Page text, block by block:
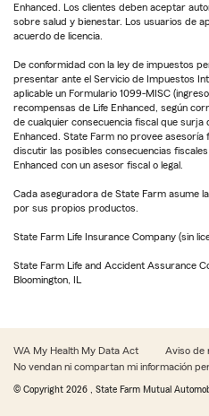
Enhanced. Los clientes deben aceptar
sobre salud y bienestar. Los usuarios de
acuerdo de licencia.
De conformidad con la ley de impuestos
presentar ante el Servicio de Impuestos
aplicable un Formulario 1099-MISC
recompensas de Life Enhanced, según
de cualquier consecuencia fiscal que surja
Enhanced. State Farm no provee asesoría
discutir las posibles consecuencias
Enhanced con un asesor fiscal o legal.
Cada aseguradora de State Farm asume
por sus propios productos.
State Farm Life Insurance Company (sin
State Farm Life and Accident Assurance
Bloomington, IL
WA My Health My Data Act
Aviso de
No vendan ni compartan mi información
© Copyright 2026 , State Farm Mutual